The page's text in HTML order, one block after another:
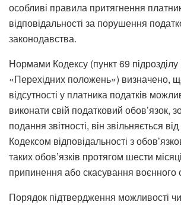
особливі правила притягнення
відповідальності за порушення
законодавства.
Нормами Кодексу (пункт 69
«Перехідних положень») визначено,
відсутності у платника податків
виконати свій податковий обов’язок,
подання звітності, він звільняється
Кодексом відповідальності з
таких обов’язків протягом шести
припинення або скасування воєнного
Порядок підтвердження можливості